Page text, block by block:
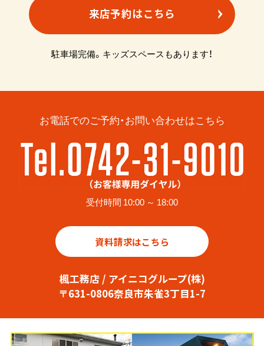
来店予約はこちら
駐車場完備。キッズスペースもあります！
お電話でのご予約・お問い合わせはこちら
受付時間 10:00 ～ 18:00
資料請求はこちら
楓工務店 / アイニコグループ(株)
〒631-0806奈良市朱雀3丁目1-7